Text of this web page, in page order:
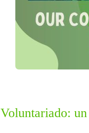
Voluntariado: